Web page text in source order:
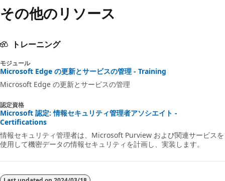
その他のリソース
トレーニング
モジュール
Microsoft Edge の更新とサービスの管理 - Training
Microsoft Edge の更新とサービスの管理
認定資格
Microsoft 認定: 情報セキュリティ管理者アソシエイト -
Certifications
情報セキュリティ管理者は、Microsoft Purview および関連サービスを
使用して機密データの情報セキュリティを計画し、実装します。